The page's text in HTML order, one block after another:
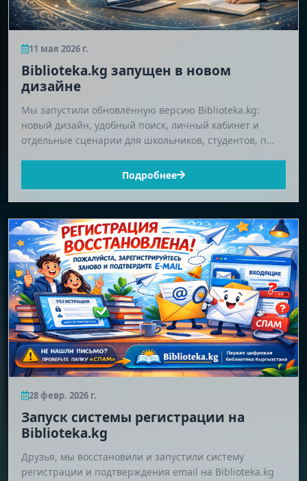
11 мая 2026 г.
Biblioteka.kg запущен в новом
дизайне
Мы запустили обновлённую версию Biblioteka.kg:
новый дизайн, удобный поиск, личный кабинет и
отдельные сценарии для школьников, студентов, п…
Подробнее
28 февр. 2026 г.
Запуск системы регистрации на
Biblioteka.kg
Друзья, мы восстановили и запустили систему
регистрации и подтверждения email на Biblioteka.kg